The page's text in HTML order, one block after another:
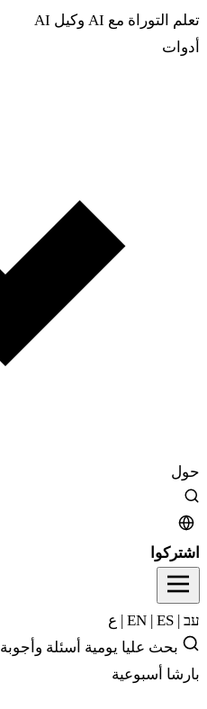
تعلم التوراة مع AI
وكيل AI
أدوات
حول
اشتركوا
עב |
| ES
| ع
بحث عليا يومية أسئلة وأجوبة
بارشا أسبوعية